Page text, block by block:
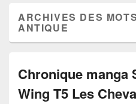
ARCHIVES DES
ANTIQUE
Chronique manga
Wing T5 Les